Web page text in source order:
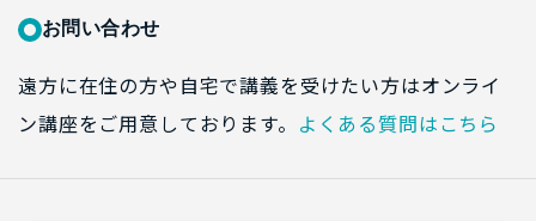
お問い合わせ
遠方に在住の方や自宅で講義を受けたい方はオンライ
ン講座をご用意しております。 よくある質問はこちら